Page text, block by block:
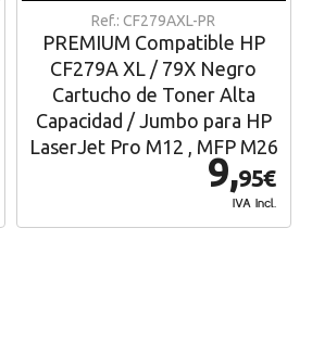
Ref.: CF279AXL-PR
PREMIUM Compatible HP
CF279A XL / 79X Negro
Cartucho de Toner Alta
Capacidad / Jumbo para HP
LaserJet Pro M12 , MFP M26
9,95€
IVA Incl.